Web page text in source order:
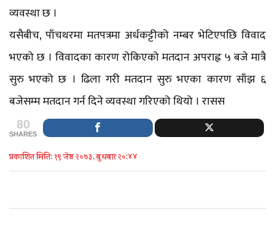
व्यवस्था छ ।
यसैबीच, पाँचथरमा मतपत्रमा अर्धकट्टीको नम्बर भेटिएपछि विवाद
भएको छ । विवादका कारण रोकिएको मतदान अपराह्न ५ बजे मात्रै
सुरु भएको छ । ढिला गरी मतदान सुरु भएका कारण साँझ ६
बजेसम्म मतदान गर्न दिने व्यवस्था गरिएको थियो । रासस
80
SHARES
प्रकाशित मिति: १९ जेष्ठ २०७३, बुधबार २०:४४